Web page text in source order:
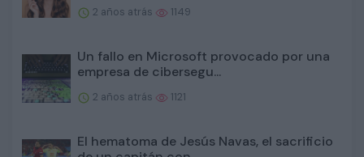
2 años atrás 1149
Un fallo en Microsoft provocado por una
empresa de cibersegu...
2 años atrás 1121
El hematoma de Jesús Navas, el sacrificio